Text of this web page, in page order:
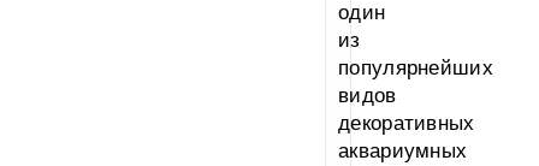
один
из
популярнейших
видов
декоративных
аквариумных